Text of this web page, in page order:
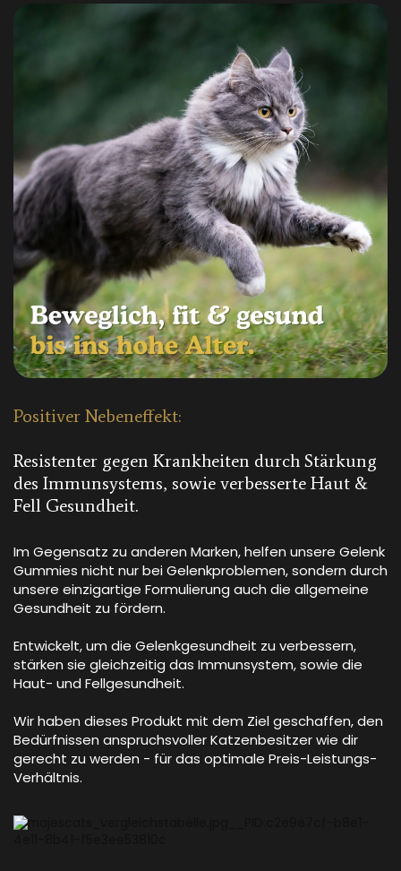
Positiver Nebeneffekt:
Resistenter gegen Krankheiten durch Stärkung
des Immunsystems, sowie verbesserte Haut &
Fell Gesundheit.
Im Gegensatz zu anderen Marken, helfen unsere Gelenk
Gummies nicht nur bei Gelenkproblemen, sondern durch
unsere einzigartige Formulierung auch die allgemeine
Gesundheit zu fördern.
Entwickelt, um die Gelenkgesundheit zu verbessern,
stärken sie gleichzeitig das Immunsystem, sowie die
Haut- und Fellgesundheit.
Wir haben dieses Produkt mit dem Ziel geschaffen, den
Bedürfnissen anspruchsvoller Katzenbesitzer wie dir
gerecht zu werden - für das optimale Preis-Leistungs-
Verhältnis.